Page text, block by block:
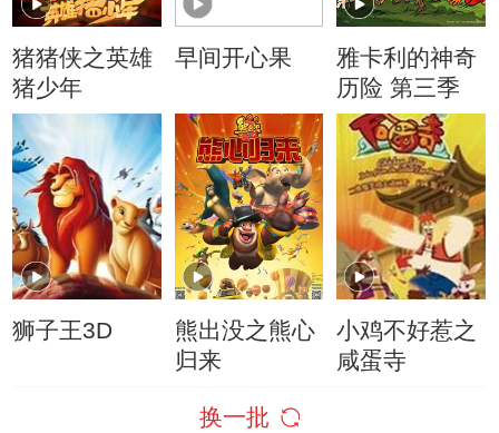
猪猪侠之英雄
猪少年
早间开心果
雅卡利的神奇
历险 第三季
狮子王3D
熊出没之熊心
归来
小鸡不好惹之
咸蛋寺
换一批